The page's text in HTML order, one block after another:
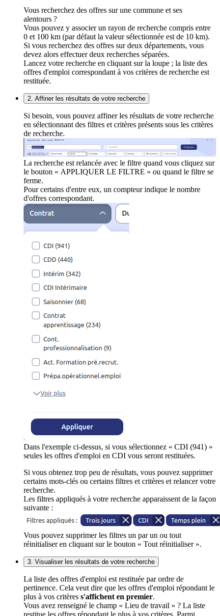
Vous recherchez des offres sur une commune et ses
alentours ?
Vous pouvez y associer un rayon de recherche compris entre
0 et 100 km (par défaut la valeur sélectionnée est de 10 km).
Si vous recherchez des offres sur deux départements, vous
devez alors effectuer deux recherches séparées.
Lancez votre recherche en cliquant sur la loupe ; la liste des
offres d'emploi correspondant à vos critères de recherche est
restituée.
2. Affiner les résultats de votre recherche
Si besoin, vous pouvez affiner les résultats de votre recherche
en sélectionnant des filtres et critères présents sous les critères
de recherche.
La recherche est relancée avec le filtre quand vous cliquez sur
le bouton « APPLIQUER LE FILTRE » ou quand le filtre se
ferme.
Pour certains d'entre eux, un compteur indique le nombre
d'offres correspondant.
Dans l'exemple ci-dessus, si vous sélectionnez « CDI (941) »
seules les offres d'emploi en CDI vous seront restituées.
Si vous obtenez trop peu de résultats, vous pouvez supprimer
certains mots-clés ou certains filtres et critères et relancer votre
recherche.
Les filtres appliqués à votre recherche apparaissent de la façon
suivante :
Vous pouvez supprimer les filtres un par un ou tout
réinitialiser en cliquant sur le bouton « Tout réinitialiser ».
3. Visualiser les résultats de votre recherche
La liste des offres d'emploi est restituée par ordre de
pertinence. Cela veut dire que les offres d'emploi répondant le
plus à vos critères s'affichent en premier.
Vous avez renseigné le champ « Lieu de travail » ? La liste
restitue les offres répondant le plus à vos critères. Parmi